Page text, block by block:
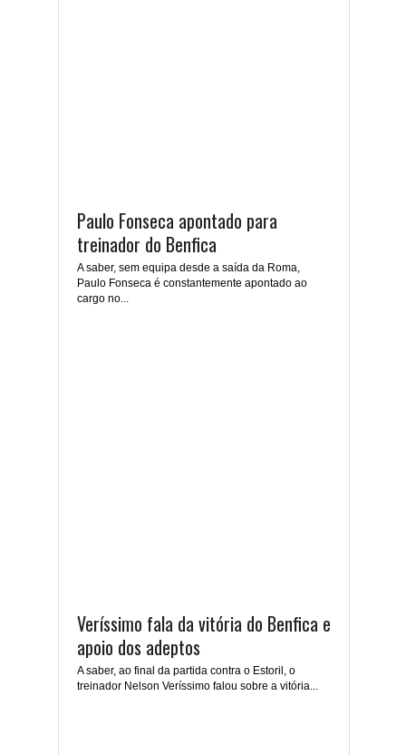
Paulo Fonseca apontado para
treinador do Benfica
A saber, sem equipa desde a saída da Roma,
Paulo Fonseca é constantemente apontado ao
cargo no...
Veríssimo fala da vitória do Benfica e
apoio dos adeptos
A saber, ao final da partida contra o Estoril, o
treinador Nelson Veríssimo falou sobre a vitória...